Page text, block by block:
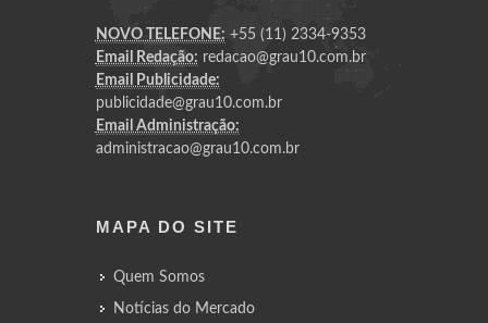
NOVO TELEFONE: +55 (11) 2334-9353
Email Redação: redacao@grau10.com.br
Email Publicidade:
publicidade@grau10.com.br
Email Administração:
administracao@grau10.com.br
MAPA DO SITE
Quem Somos
Notícias do Mercado